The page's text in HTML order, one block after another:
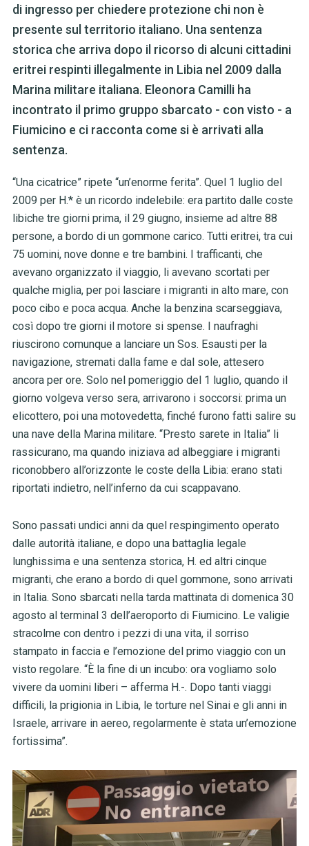
di ingresso per chiedere protezione chi non è
presente sul territorio italiano. Una sentenza
storica che arriva dopo il ricorso di alcuni cittadini
eritrei respinti illegalmente in Libia nel 2009 dalla
Marina militare italiana. Eleonora Camilli ha
incontrato il primo gruppo sbarcato - con visto - a
Fiumicino e ci racconta come si è arrivati alla
sentenza.
“Una cicatrice” ripete “un’enorme ferita”. Quel 1 luglio del
2009 per H.* è un ricordo indelebile: era partito dalle coste
libiche tre giorni prima, il 29 giugno, insieme ad altre 88
persone, a bordo di un gommone carico. Tutti eritrei, tra cui
75 uomini, nove donne e tre bambini. I trafficanti, che
avevano organizzato il viaggio, li avevano scortati per
qualche miglia, per poi lasciare i migranti in alto mare, con
poco cibo e poca acqua. Anche la benzina scarseggiava,
così dopo tre giorni il motore si spense. I naufraghi
riuscirono comunque a lanciare un Sos. Esausti per la
navigazione, stremati dalla fame e dal sole, attesero
ancora per ore. Solo nel pomeriggio del 1 luglio, quando il
giorno volgeva verso sera, arrivarono i soccorsi: prima un
elicottero, poi una motovedetta, finché furono fatti salire su
una nave della Marina militare. “Presto sarete in Italia” li
rassicurano, ma quando iniziava ad albeggiare i migranti
riconobbero all’orizzonte le coste della Libia: erano stati
riportati indietro, nell’inferno da cui scappavano.
Sono passati undici anni da quel respingimento operato
dalle autorità italiane, e dopo una battaglia legale
lunghissima e una sentenza storica, H. ed altri cinque
migranti, che erano a bordo di quel gommone, sono arrivati
in Italia. Sono sbarcati nella tarda mattinata di domenica 30
agosto al terminal 3 dell’aeroporto di Fiumicino. Le valigie
stracolme con dentro i pezzi di una vita, il sorriso
stampato in faccia e l’emozione del primo viaggio con un
visto regolare. “È la fine di un incubo: ora vogliamo solo
vivere da uomini liberi – afferma H.-. Dopo tanti viaggi
difficili, la prigionia in Libia, le torture nel Sinai e gli anni in
Israele, arrivare in aereo, regolarmente è stata un’emozione
fortissima”.